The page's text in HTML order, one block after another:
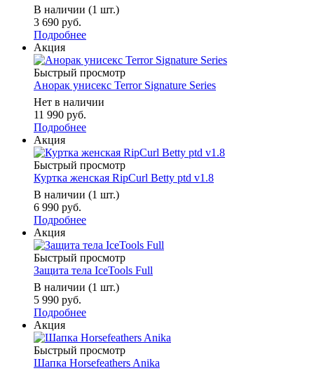
В наличии (1 шт.)
3 690 руб.
Подробнее
Акция
Быстрый просмотр
Анорак унисекс Terror Signature Series
Нет в наличии
11 990 руб.
Подробнее
Акция
Быстрый просмотр
Куртка женская RipCurl Betty ptd v1.8
В наличии (1 шт.)
6 990 руб.
Подробнее
Акция
Быстрый просмотр
Защита тела IceTools Full
В наличии (1 шт.)
5 990 руб.
Подробнее
Акция
Быстрый просмотр
Шапка Horsefeathers Anika